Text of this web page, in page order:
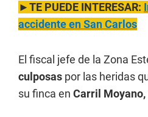
►TE PUEDE INTERESAR:
accidente en San Carlos
El fiscal jefe de la Zona
culposas por las heridas
su finca en Carril Moyano,